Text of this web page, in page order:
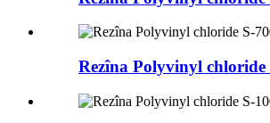
Rezîna Polyvinyl chloride